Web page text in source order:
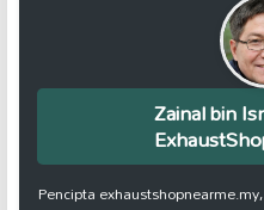
Zainal bin
Pencipta